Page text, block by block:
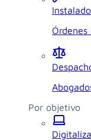
Por objetivo